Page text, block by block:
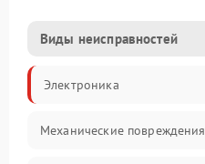
Виды неисправностей
Электроника
Механические повреждения